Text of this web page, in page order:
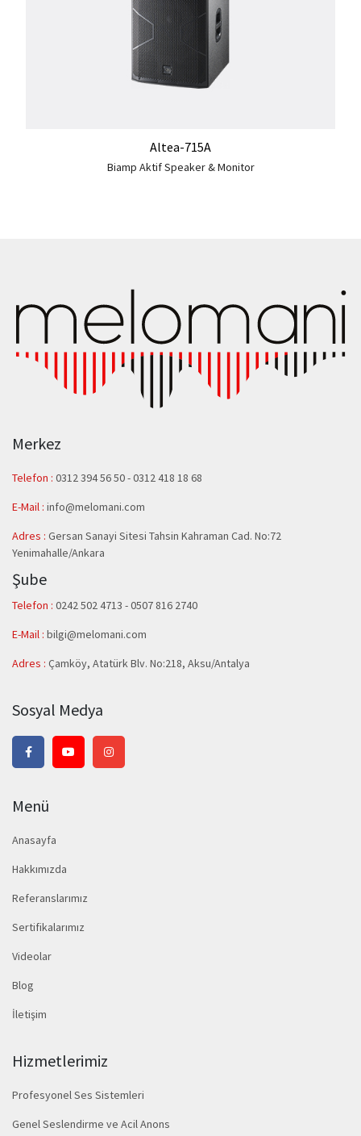
Altea-715A
Biamp Aktif Speaker & Monitor
Merkez
Telefon : 0312 394 56 50-0312 418 18 68
E-Mail : info@melomani.com
Adres : Gersan Sanayi Sitesi Tahsin Kahraman Cad. No:72
Yenimahalle/Ankara
Şube
Telefon : 0242 502 4713 - 0507 816 2740
E-Mail : bilgi@melomani.com
Adres : Çamköy, Atatürk Blv. No:218, Aksu/Antalya
Sosyal Medya
Menü
Anasayfa
Hakkımızda
Referanslarımız
Sertifikalarımız
Videolar
Blog
İletişim
Hizmetlerimiz
Profesyonel Ses Sistemleri
Genel Seslendirme ve Acil Anons